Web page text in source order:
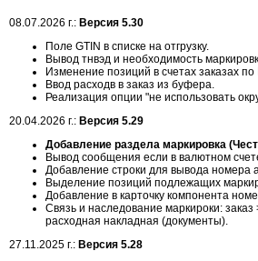
08.07.2026 г.: Версия 5.30
Поле GTIN в списке на отгрузку.
Вывод тнвэд и необходимость
Изменение позиций в счетах заказах
Ввод расходв в заказ из буфера.
Реализация опции "не использовать
20.04.2026 г.: Версия 5.29
Добавление раздела маркировка
Вывод сообщения если в валютном
Добавление строки для вывода номера
Выделение позиций подлежащих
Добавление в карточку компонента
Cвязь и наследование маркироки:
расходная накладная (документы).
27.11.2025 г.: Версия 5.28